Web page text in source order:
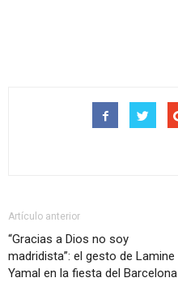
Artículo anterior
“Gracias a Dios no soy
madridista”: el gesto de Lamine
Yamal en la fiesta del Barcelona